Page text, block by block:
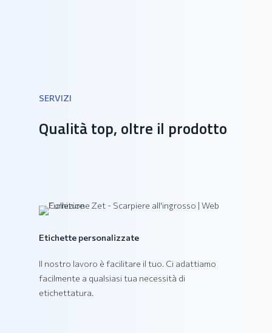
SERVIZI
Qualità top, oltre il prodotto
Etichette personalizzate
Il nostro lavoro è facilitare il tuo. Ci adattiamo
facilmente a qualsiasi tua necessità di
etichettatura.